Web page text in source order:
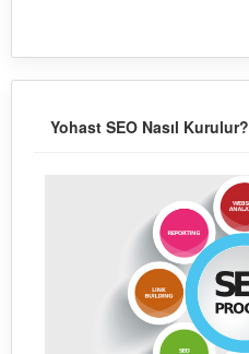
Yohast SEO Nasıl Kurulur?